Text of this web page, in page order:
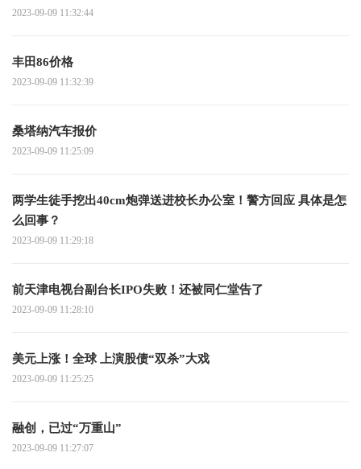
2023-09-09 11:32:44
丰田86价格
2023-09-09 11:32:39
桑塔纳汽车报价
2023-09-09 11:25:09
两学生徒手挖出40cm炮弹送进校长办公室！警方回应 具体是怎
么回事？
2023-09-09 11:29:18
前天津电视台副台长IPO失败！还被同仁堂告了
2023-09-09 11:28:10
美元上涨！全球 上演股债“双杀”大戏
2023-09-09 11:25:25
融创，已过“万重山”
2023-09-09 11:27:07